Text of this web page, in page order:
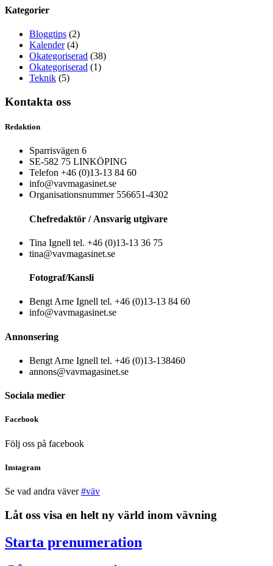
Kategorier
Bloggtips (2)
Kalender(4)
Okategoriserad (38)
Okategoriserad (1)
Teknik (5)
Kontakta oss
Redaktion
Sparrisvägen 6
SE-582 75 LINKÖPING
Telefon +46 (0)13-13 84 60
info@vavmagasinet.se
Organisationsnummer 556651-4302
Chefredaktör / Ansvarig utgivare
Tina Ignell tel. +46 (0)13-13 36 75
tina@vavmagasinet.se
Fotograf/Kansli
Bengt Arne Ignell tel. +46 (0)13-13 84 60
info@vavmagasinet.se
Annonsering
Bengt Arne Ignell tel. +46 (0)13-138460
annons@vavmagasinet.se
Sociala medier
Facebook
Följ oss på facebook
Instagram
Se vad andra väver#väv
Låt oss visa en helt ny värld inom vävning
Starta prenumeration